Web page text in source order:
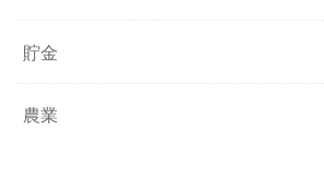
貯金
農業